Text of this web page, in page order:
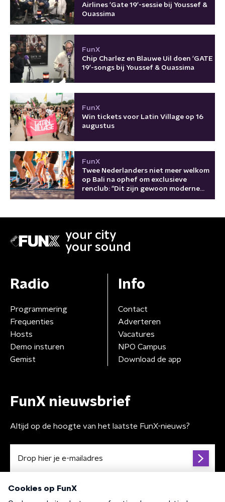
Airlines 'Gate 19'-sessie bij Youssef &
Ouassima
FunX
Chip Charlez en Blauwe Uil doen 'GATE
19'-songs bij Youssef & Ouassima
FunX
Win tickets voor Latin Village op 16
augustus
FunX
Twee Nederlanders niet meer welkom
op Bali na ophef om exclusieve
renclub: "Dit zijn gewoon moderne
your city
your sound
Radio
Programmering
Frequenties
Hosts
Demo insturen
Gemist
Info
Contact
Adverteren
Vacatures
NPO Campus
Download de app
FunX nieuwsbrief
Altijd op de hoogte van het laatste FunX-nieuws?